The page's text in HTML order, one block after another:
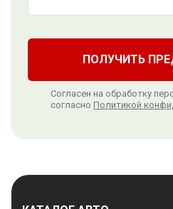
ПОЛУЧИТЬ
Согласен на обработку
согласно Политикой